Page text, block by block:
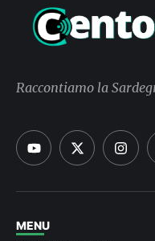
Raccontiamo la
MENU